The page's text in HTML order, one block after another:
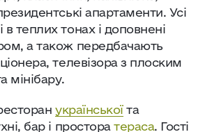
апартаменти. Усі
теплих тонах і доповнені
а також передбачають
телевізора з плоским
мінібару.
українськоїта
бар і просторатераса. Гості